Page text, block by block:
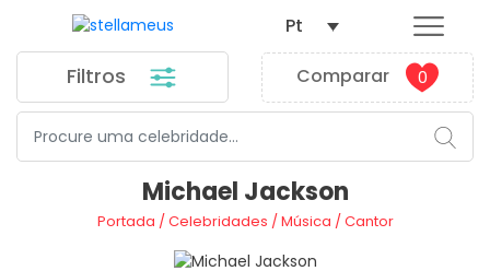
Filtros Comparar 0
Pt
Michael Jackson
Portada /Celebridades /Música /Cantor